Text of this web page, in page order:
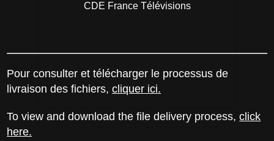
CDE France Télévisions
Pour consulter et télécharger le processus de
livraison des fichiers,cliquer ici.
To view and download the file delivery process,click
here.